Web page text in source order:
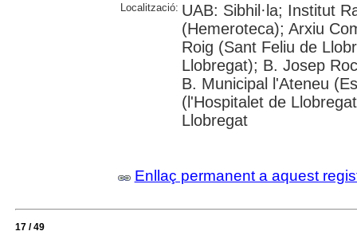
Localització: UAB: Sibhil·la; Institut
(Hemeroteca); Arxiu
Roig (Sant Feliu de
Llobregat); B. Josep
B. Municipal l'Ateneu
(l'Hospitalet de
Llobregat
Enllaç permanent a aquest
17 / 49